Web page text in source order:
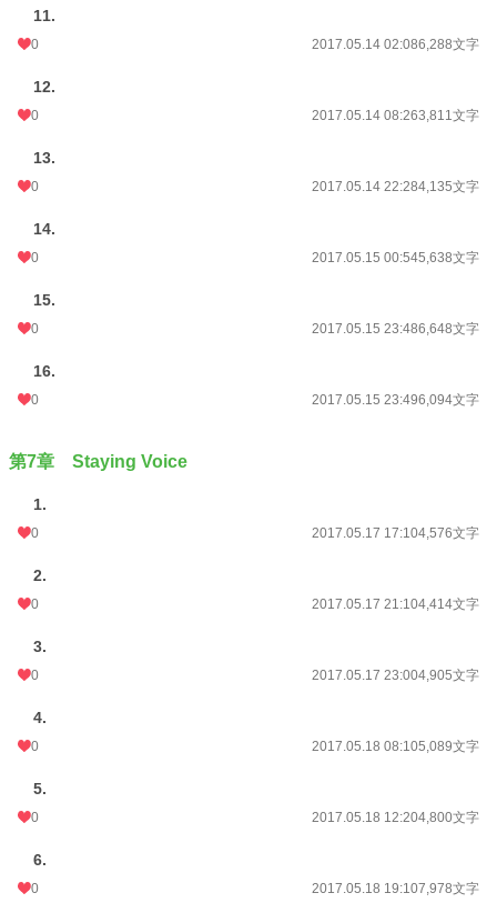
11.
0 2017.05.14 02:086,288文字
12.
0 2017.05.14 08:263,811文字
13.
0 2017.05.14 22:284,135文字
14.
0 2017.05.15 00:545,638文字
15.
0 2017.05.15 23:486,648文字
16.
0 2017.05.15 23:496,094文字
第7章 Staying Voice
1.
0 2017.05.17 17:104,576文字
2.
0 2017.05.17 21:104,414文字
3.
0 2017.05.17 23:004,905文字
4.
0 2017.05.18 08:105,089文字
5.
0 2017.05.18 12:204,800文字
6.
0 2017.05.18 19:107,978文字